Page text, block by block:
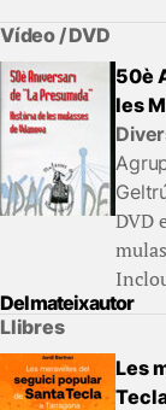
Vídeo / DVD
50è
les
DVD
Del mateix autor
Llibres
Les